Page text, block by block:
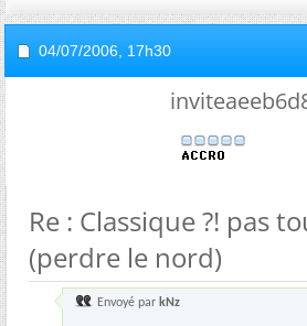
04/07/2006, 17h30
Re : Classique ?! pas
(perdre le nord)
Envoyé par kNz